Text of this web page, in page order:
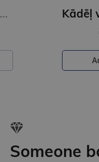
Esi noderīgs. 7 padomi dzīvei
Someone